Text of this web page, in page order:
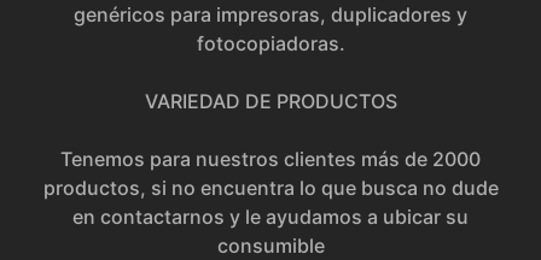
genéricos para impresoras, duplicadores y
fotocopiadoras.
VARIEDAD DE PRODUCTOS
Tenemos para nuestros clientes más de 2000
productos, si no encuentra lo que busca no dude
en contactarnos y le ayudamos a ubicar su
consumible